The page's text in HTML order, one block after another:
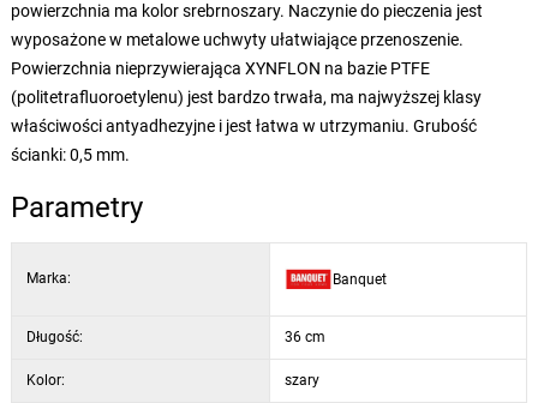
powierzchnia ma kolor srebrnoszary. Naczynie do pieczenia jest
wyposażone w metalowe uchwyty ułatwiające przenoszenie.
Powierzchnia nieprzywierająca XYNFLON na bazie PTFE
(politetrafluoroetylenu) jest bardzo trwała, ma najwyższej klasy
właściwości antyadhezyjne i jest łatwa w utrzymaniu. Grubość
ścianki: 0,5 mm.
Parametry
Marka: Banquet
Długość: 36 cm
Kolor: szary